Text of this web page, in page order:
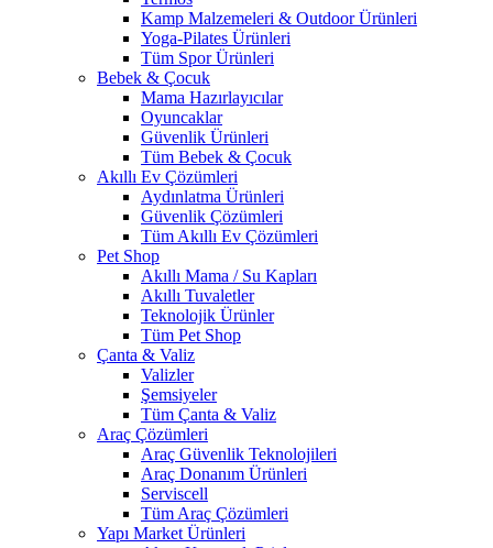
Kamp Malzemeleri & Outdoor Ürünleri
Yoga-Pilates Ürünleri
Tüm Spor Ürünleri
Bebek & Çocuk
Mama Hazırlayıcılar
Oyuncaklar
Güvenlik Ürünleri
Tüm Bebek & Çocuk
Akıllı Ev Çözümleri
Aydınlatma Ürünleri
Güvenlik Çözümleri
Tüm Akıllı Ev Çözümleri
Pet Shop
Akıllı Mama / Su Kapları
Akıllı Tuvaletler
Teknolojik Ürünler
Tüm Pet Shop
Çanta & Valiz
Valizler
Şemsiyeler
Tüm Çanta & Valiz
Araç Çözümleri
Araç Güvenlik Teknolojileri
Araç Donanım Ürünleri
Serviscell
Tüm Araç Çözümleri
Yapı Market Ürünleri